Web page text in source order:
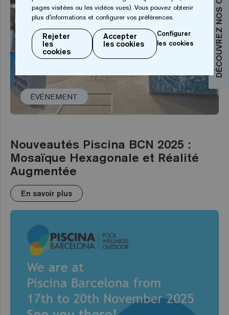
ÉVÉNEMENT
Nouveautés Piscina BCN 2025 :
Mosaïque Hexagonale et Réalité
Augmentée
En savoir plus
pages visitées ou les vidéos vues). Vous pouvez obtenir
plus d'informations et configurer vos préférences.
Rejeter
les
cookies
Accepter
les cookies
Configurer
les cookies